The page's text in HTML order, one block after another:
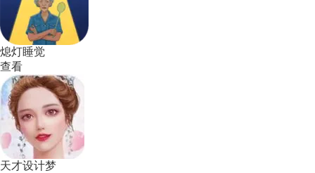
熄灯睡觉
查看
天才设计梦